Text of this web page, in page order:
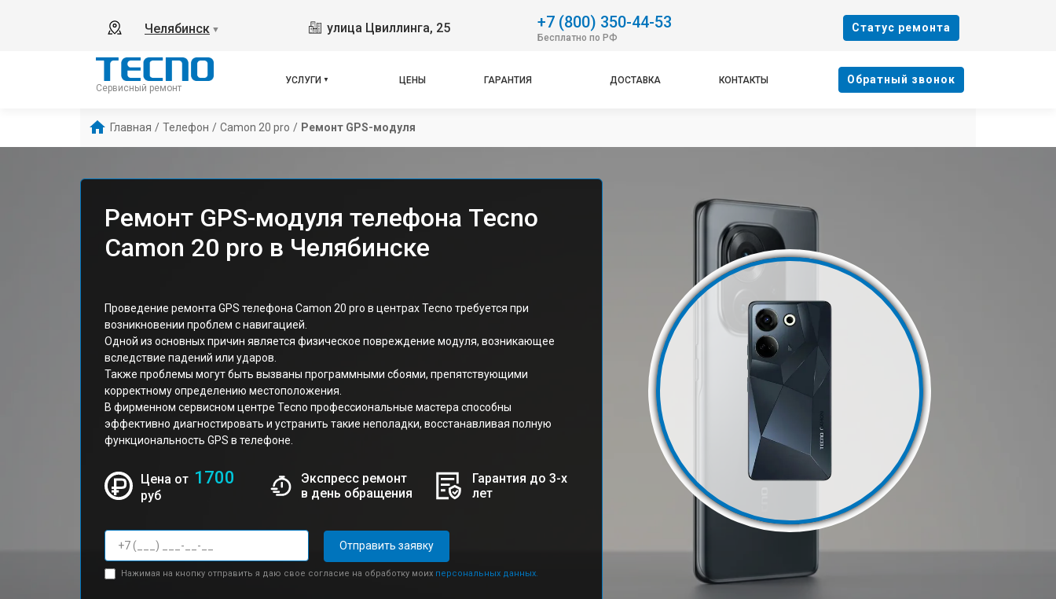
Челябинск ▼ улица Цвиллинга, 25 +7 (800) 350-44-53
Бесплатно по РФ
Cтатус ремонта
Сервисный ремонт
УСЛУГИ ЦЕНЫ ГАРАНТИЯ ДОСТАВКА КОНТАКТЫ Oбратный звонок
Главная / Телефон / Camon 20 pro / Ремонт GPS-модуля
Ремонт GPS-модуля телефона Tecno
Camon 20 pro в Челябинске
Проведение ремонта GPS телефона Camon 20 pro в центрах Tecno требуется при
возникновении проблем с навигацией.
Одной из основных причин является физическое повреждение модуля, возникающее
вследствие падений или ударов.
Также проблемы могут быть вызваны программными сбоями, препятствующими
корректному определению местоположения.
В фирменном сервисном центре Tecno профессиональные мастера способны
эффективно диагностировать и устранить такие неполадки, восстанавливая полную
функциональность GPS в телефоне.
Цена от 1700
руб
Экспресс ремонт
в день обращения
Гарантия до 3-х
лет
Отправить заявку
Нажимая на кнопку отправить я даю свое согласие на обработку моих персональных данных.